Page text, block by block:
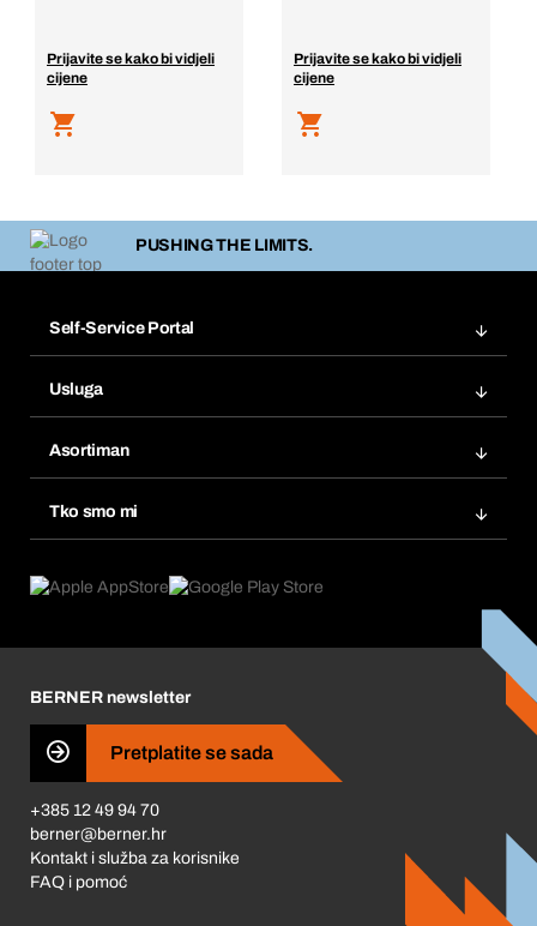
Prijavite se kako bi vidjeli
cijene
Prijavite se kako bi vidjeli
cijene
PUSHING THE LIMITS.
Self-Service Portal
Popisi želja
Ponovno naručivanje
Pretplate
Usluga
Tražitelji proizvoda
Asortiman
Tko smo mi
Što nas pokreće
Business Conduct
BERNER newsletter
Pretplatite se sada
+385 12 49 94 70
berner@berner.hr
Kontakt i služba za korisnike
FAQ i pomoć